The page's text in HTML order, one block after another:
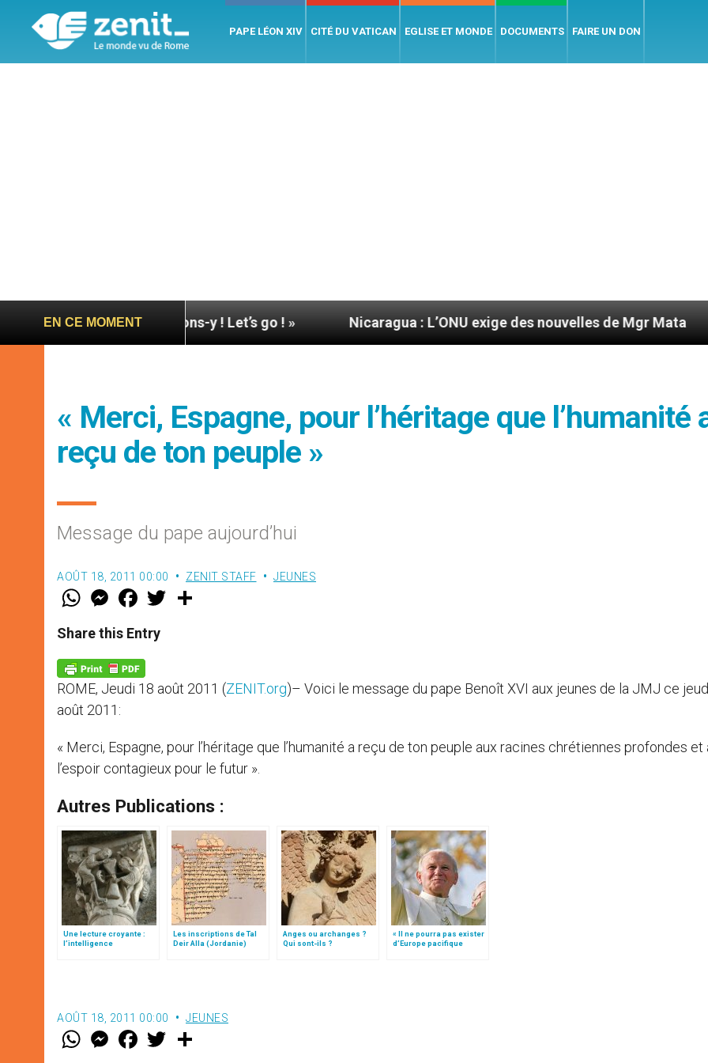
PAPE LÉON XIV CITÉ DU VATICAN EGLISE ET MONDE DOCUMENTS FAIRE UN DON
EN CE MOMENT
à Assise : « Allons-y ! Let’s go ! » Nicaragua : L’ONU exige des nouvelles de Mgr Mata Sept
« Merci, Espagne, pour l’héritage que l’humanité
reçu de ton peuple »
Message du pape aujourd’hui
AOÛT 18, 2011 00:00 ZENIT STAFF JEUNES
W
t
s
p
p
M
e
s
e
g
e
r
F
a
e
b
k
w
Share this Entry
ROME, Jeudi 18 août 2011 (ZENIT.org)– Voici le message du pape Benoît XVI aux jeunes de la JMJ ce
août 2011:
« Merci, Espagne, pour l’héritage que l’humanité a reçu de ton peuple aux racines chrétiennes profondes et
l’espoir contagieux pour le futur ».
Autres Publications :
Une lecture croyante :
l’intelligence
Les inscriptions de Tal
Deir Alla (Jordanie)
Anges ou archanges ?
Qui sont-ils ?
« Il ne pourra pas exister
d’Europe pacifique
AOÛT 18, 2011 00:00 JEUNES
W M
e
F
a w